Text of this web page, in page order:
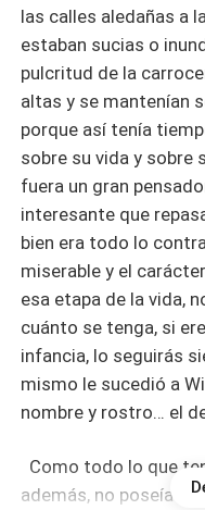
las calles aledañas a
estaban sucias o
pulcritud de la
altas y se mantenían
porque así tenía
sobre su vida y sobre
fuera un gran
interesante que
bien era todo lo
miserable y el
esa etapa de la vida,
cuánto se tenga, si
infancia, lo seguirás
mismo le sucedió a
nombre y rostro… el
Como todo lo que
además, no poseía